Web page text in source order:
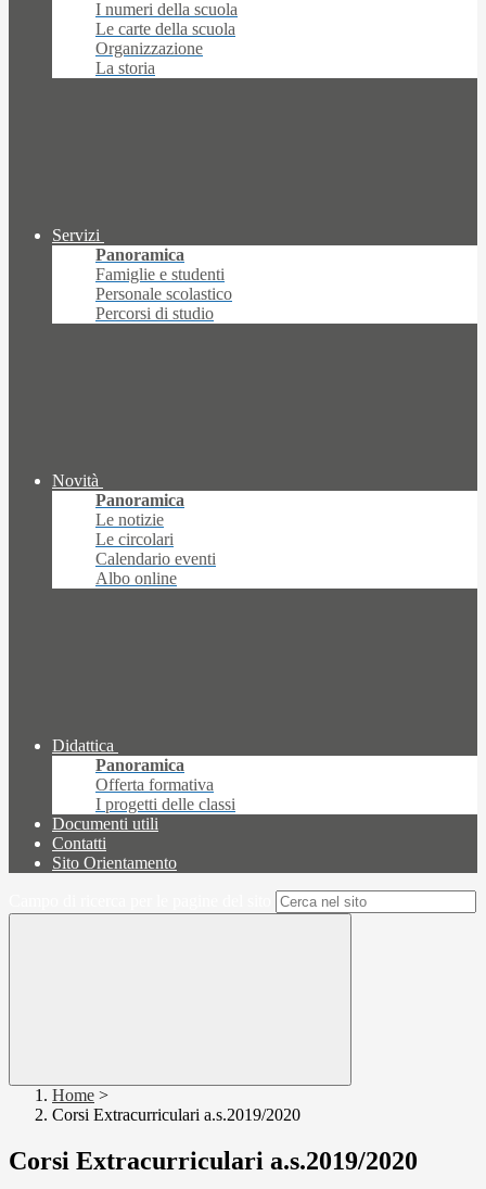
I numeri della scuola
Le carte della scuola
Organizzazione
La storia
Servizi
Panoramica
Famiglie e studenti
Personale scolastico
Percorsi di studio
Novità
Panoramica
Le notizie
Le circolari
Calendario eventi
Albo online
Didattica
Panoramica
Offerta formativa
I progetti delle classi
Documenti utili
Contatti
Sito Orientamento
Home >
Corsi Extracurriculari a.s.2019/2020
Corsi Extracurriculari a.s.2019/2020